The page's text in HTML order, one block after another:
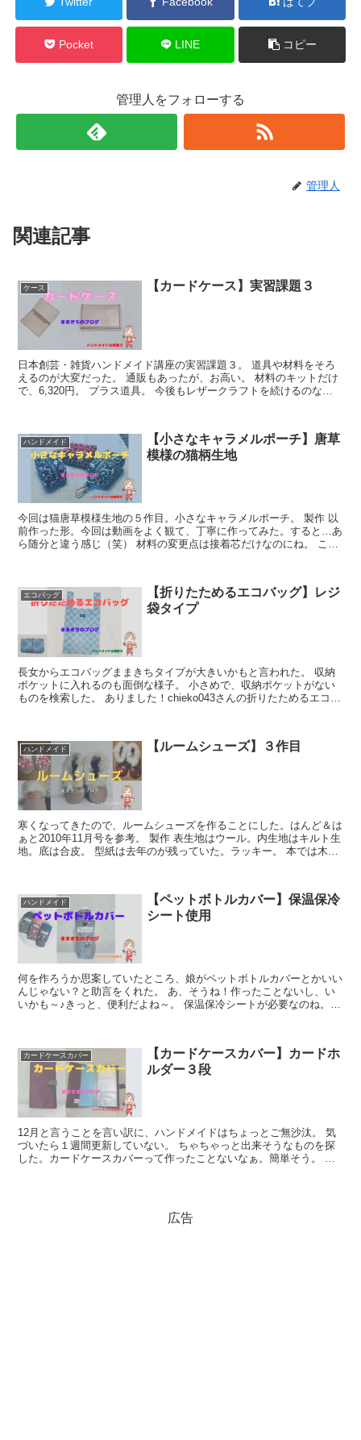
Pocket LINE コピー
管理人をフォローする
管理人
関連記事
ケース 【カードケース】実習課題３
日本創芸・雑貨ハンドメイド講座の実習課題３。 道具や材料をそろ
えるのが大変だった。 通販もあったが、お高い。 材料のキットだけ
で、6,320円。 プラス道具。 今後もレザークラフトを続けるのなら
ハンドメイド
【小さなキャラメルポーチ】唐草
模様の猫柄生地
今回は猫唐草模様生地の５作目。小さなキャラメルポーチ。 製作 以
前作った形。今回は動画をよく観て、丁寧に作ってみた。すると…あ
ら随分と違う感じ（笑） 材料の変更点は接着芯だけなのにね。 ここ
エコバッグ
【折りたためるエコバッグ】レジ
袋タイプ
長女からエコバッグままきちタイプが大きいかもと言われた。 収納
ポケットに入れるのも面倒な様子。 小さめで、収納ポケットがない
ものを検索した。 ありました！chieko043さんの折りたためるエコバ
ハンドメイド 【ルームシューズ】３作目
寒くなってきたので、ルームシューズを作ることにした。はんど＆は
ぁと2010年11月号を参考。 製作 表生地はウール。内生地はキルト生
地。底は合皮。 型紙は去年のが残っていた。ラッキー。 本では木綿
ハンドメイド
【ペットボトルカバー】保温保冷
シート使用
何を作ろうか思案していたところ、娘がペットボトルカバーとかいい
んじゃない？と助言をくれた。 あ、そうね！作ったことないし、い
いかも～♪きっと、便利だよね～。 保温保冷シートが必要なのね。あ
カードケースカバー
【カードケースカバー】カードホ
ルダー３段
12月と言うことを言い訳に、ハンドメイドはちょっとご無沙汰。 気
づいたら１週間更新していない。 ちゃちゃっと出来そうなものを探
した。カードケースカバーって作ったことないなぁ。簡単そう。 製
広告